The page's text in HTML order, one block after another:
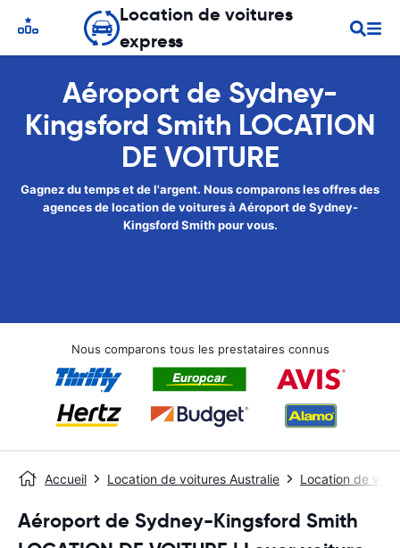
Location de voitures
express
Aéroport de Sydney-
Kingsford Smith LOCATION
DE VOITURE
Gagnez du temps et de l'argent. Nous comparons les offres des
agences de location de voitures à Aéroport de Sydney-
Kingsford Smith pour vous.
Nous comparons tous les prestataires connus
Accueil Location de voitures Australie Location de
Aéroport de Sydney-Kingsford Smith